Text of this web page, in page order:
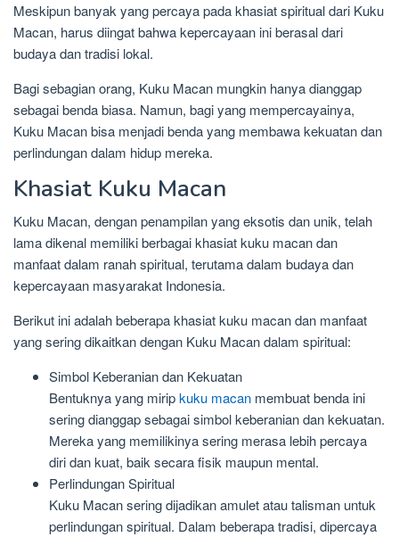
Meskipun banyak yang percaya pada khasiat spiritual dari Kuku
Macan, harus diingat bahwa kepercayaan ini berasal dari
budaya dan tradisi lokal.
Bagi sebagian orang, Kuku Macan mungkin hanya dianggap
sebagai benda biasa. Namun, bagi yang mempercayainya,
Kuku Macan bisa menjadi benda yang membawa kekuatan dan
perlindungan dalam hidup mereka.
Khasiat Kuku Macan
Kuku Macan, dengan penampilan yang eksotis dan unik, telah
lama dikenal memiliki berbagai khasiat kuku macan dan
manfaat dalam ranah spiritual, terutama dalam budaya dan
kepercayaan masyarakat Indonesia.
Berikut ini adalah beberapa khasiat kuku macan dan manfaat
yang sering dikaitkan dengan Kuku Macan dalam spiritual:
Simbol Keberanian dan Kekuatan
Bentuknya yang miripkuku macan membuat benda ini
sering dianggap sebagai simbol keberanian dan kekuatan.
Mereka yang memilikinya sering merasa lebih percaya
diri dan kuat, baik secara fisik maupun mental.
Perlindungan Spiritual
Kuku Macan sering dijadikan amulet atau talisman untuk
perlindungan spiritual. Dalam beberapa tradisi, dipercaya